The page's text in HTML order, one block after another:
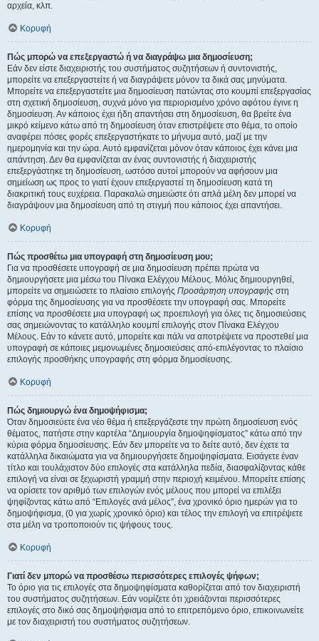
αρχεία, κλπ.
Κορυφή
Πώς μπορώ να επεξεργαστώ ή να διαγράψω μια δημοσίευση;
Εάν δεν είστε διαχειριστής του συστήματος συζητήσεων ή συντονιστής,
μπορείτε να επεξεργαστείτε ή να διαγράψετε μόνον τα δικά σας μηνύματα.
Μπορείτε να επεξεργαστείτε μια δημοσίευση πατώντας στο κουμπί επεξεργασίας
στη σχετική δημοσίευση, συχνά μόνο για περιορισμένο χρόνο αφότου έγινε η
δημοσίευση. Αν κάποιος έχει ήδη απαντήσει στη δημοσίευση, θα βρείτε ένα
μικρό κείμενο κάτω από τη δημοσίευση όταν επιστρέψετε στο θέμα, το οποίο
αναφέρει πόσες φορές επεξεργαστήκατε το μήνυμα αυτό, μαζί με την
ημερομηνία και την ώρα. Αυτό εμφανίζεται μόνον όταν κάποιος έχει κάνει μια
απάντηση. Δεν θα εμφανίζεται αν ένας συντονιστής ή διαχειριστής
επεξεργάστηκε τη δημοσίευση, ωστόσο αυτοί μπορούν να αφήσουν μια
σημείωση ως προς το γιατί έχουν επεξεργαστεί τη δημοσίευση κατά τη
διακριτική τους ευχέρεια. Παρακαλώ σημειώστε ότι απλά μέλη δεν μπορεί να
διαγράψουν μια δημοσίευση από τη στιγμή που κάποιος έχει απαντήσει.
Κορυφή
Πώς προσθέτω μια υπογραφή στη δημοσίευση μου;
Για να προσθέσετε υπογραφή σε μια δημοσίευση πρέπει πρώτα να
δημιουργήσετε μια μέσω του Πίνακα Ελέγχου Μέλους. Μόλις δημιουργηθεί,
μπορείτε να σημειώσετε το πλαίσιο επιλογής Προσάρτηση υπογραφής στη
φόρμα της δημοσίευσης για να προσθέσετε την υπογραφή σας. Μπορείτε
επίσης να προσθέσετε μια υπογραφή ως προεπιλογή για όλες τις δημοσιεύσεις
σας σημειώνοντας το κατάλληλο κουμπί επιλογής στον Πίνακα Ελέγχου
Μέλους. Εάν το κάνετε αυτό, μπορείτε και πάλι να αποτρέψετε να προστεθεί μια
υπογραφή σε κάποιες μεμονωμένες δημοσιεύσεις από-επιλέγοντας το πλαίσιο
επιλογής προσθήκης υπογραφής στη φόρμα δημοσίευσης.
Κορυφή
Πώς δημιουργώ ένα δημοψήφισμα;
Όταν δημοσιεύετε ένα νέο θέμα ή επεξεργάζεστε την πρώτη δημοσίευση ενός
θέματος, πατήστε στην καρτέλα “Δημιουργία δημοψηφίσματος” κάτω από την
κύρια φόρμα δημοσίευσης. Εάν δεν μπορείτε να το δείτε αυτό, δεν έχετε τα
κατάλληλα δικαιώματα για να δημιουργήσετε δημοψηφίσματα. Εισάγετε έναν
τίτλο και τουλάχιστον δύο επιλογές στα κατάλληλα πεδία, διασφαλίζοντας κάθε
επιλογή να είναι σε ξεχωριστή γραμμή στην περιοχή κειμένου. Μπορείτε επίσης
να ορίσετε τον αριθμό των επιλογών ενός μέλους που μπορεί να επιλέξει
ψηφίζοντας κάτω από “Επιλογές ανά μέλος”, ένα χρονικό όριο ημερών για το
δημοψήφισμα, (0 για χωρίς χρονικό όριο) και τέλος την επιλογή να επιτρέψετε
στα μέλη να τροποποιούν τις ψήφους τους.
Κορυφή
Γιατί δεν μπορώ να προσθέσω περισσότερες επιλογές ψήφων;
Το όριο για τις επιλογές στα δημοψηφίσματα καθορίζεται από τον διαχειριστή
του συστήματος συζητήσεων. Εάν νομίζετε ότι χρειάζονται περισσότερες
επιλογές στο δικό σας δημοψήφισμα από το επιτρεπόμενο όριο, επικοινωνείτε
με τον διαχειριστή του συστήματος συζητήσεων.